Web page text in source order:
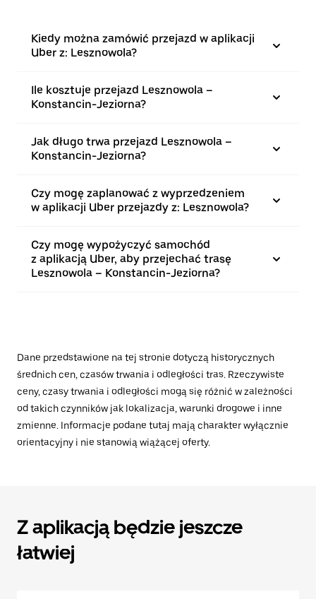
Kiedy można zamówić przejazd w aplikacji
Uber z: Lesznowola?
Ile kosztuje przejazd Lesznowola –
Konstancin-Jeziorna?
Jak długo trwa przejazd Lesznowola –
Konstancin-Jeziorna?
Czy mogę zaplanować z wyprzedzeniem
w aplikacji Uber przejazdy z: Lesznowola?
Czy mogę wypożyczyć samochód
z aplikacją Uber, aby przejechać trasę
Lesznowola – Konstancin-Jeziorna?
Dane przedstawione na tej stronie dotyczą historycznych
średnich cen, czasów trwania i odległości tras. Rzeczywiste
ceny, czasy trwania i odległości mogą się różnić w zależności
od takich czynników jak lokalizacja, warunki drogowe i inne
zmienne. Informacje podane tutaj mają charakter wyłącznie
orientacyjny i nie stanowią wiążącej oferty.
Z aplikacją będzie jeszcze
łatwiej